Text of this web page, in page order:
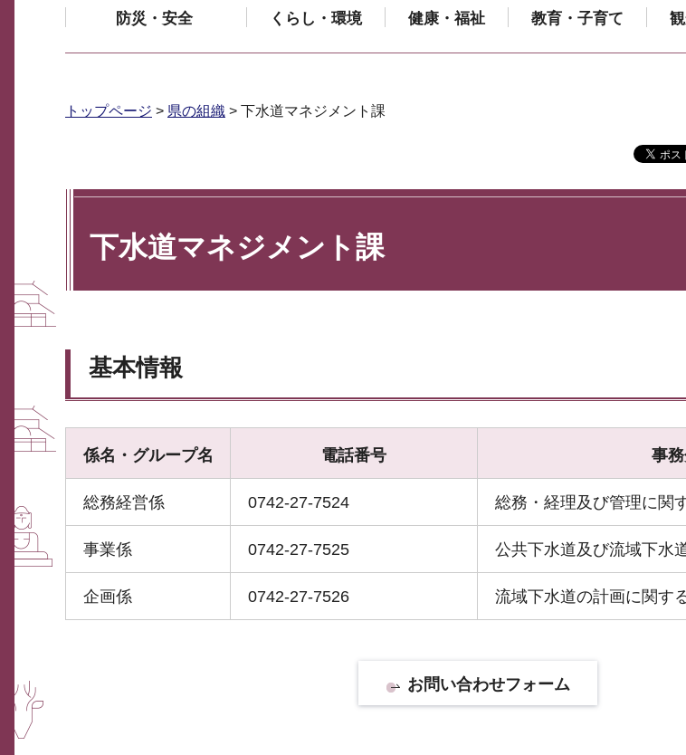
防災・安全 くらし・環境 健康・福祉 教育・子育て
トップページ > 県の組織 > 下水道マネジメント課
下水道マネジメント課
基本情報
係名・グループ名 電話番号 事
総務経営係 0742-27-7524 総務・経理及び管理に関
事業係 0742-27-7525 公共下水道及び流域下水
企画係 0742-27-7526 流域下水道の計画に関す